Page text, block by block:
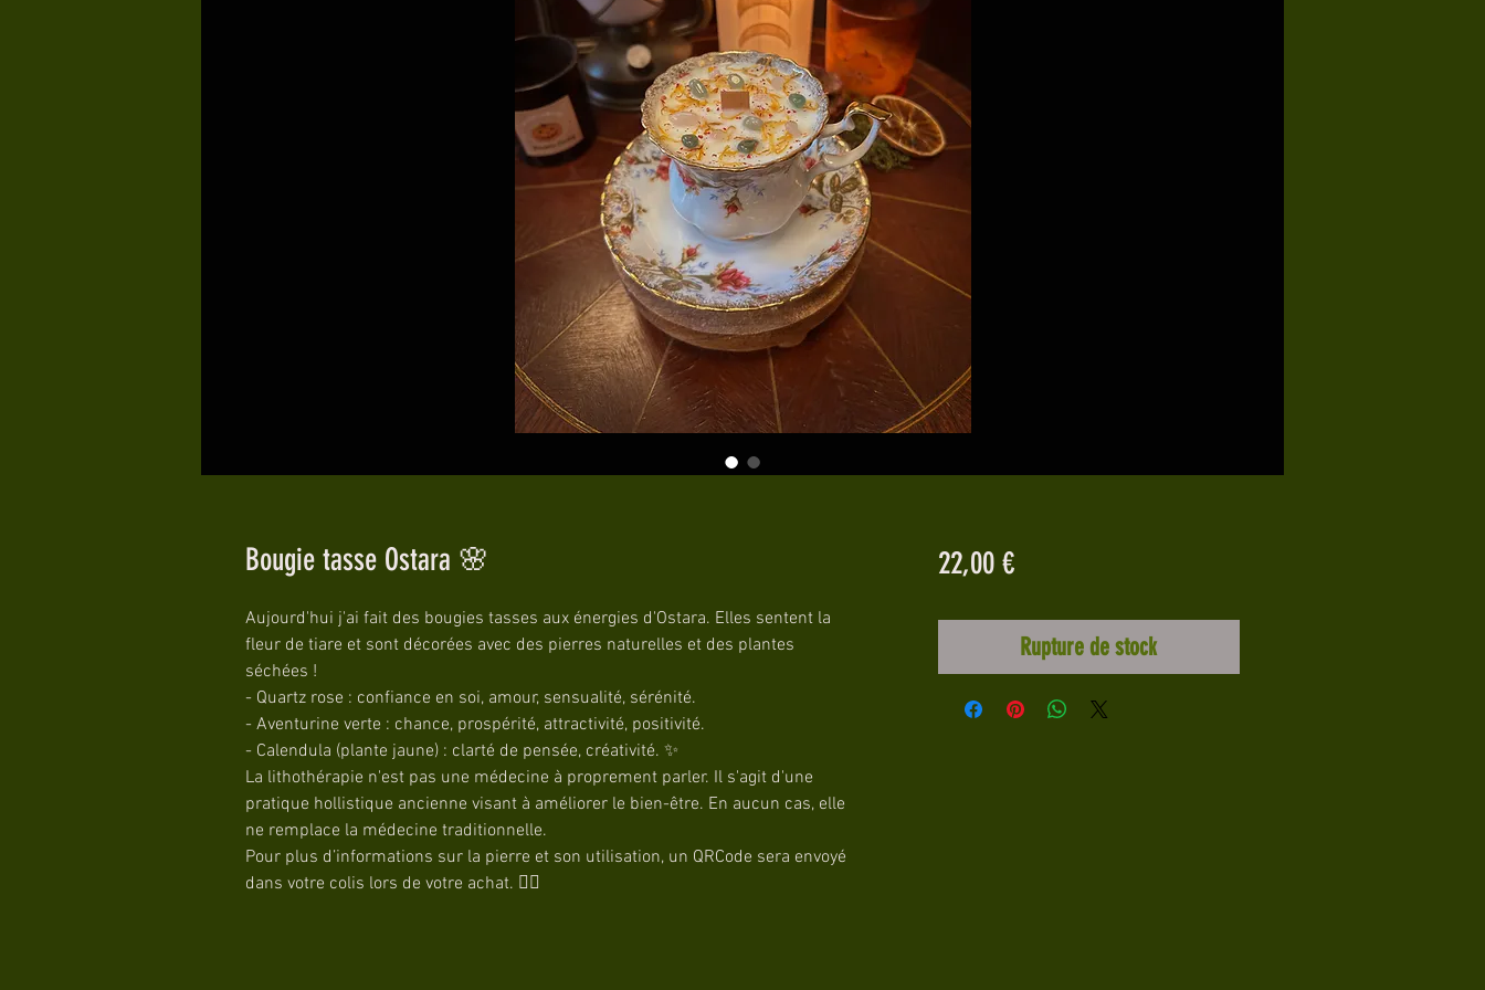
Bougie tasse Ostara 🌸
Aujourd'hui j'ai fait des bougies tasses aux énergies d'Ostara. Elles sentent la
fleur de tiare et sont décorées avec des pierres naturelles et des plantes
séchées !
- Quartz rose : confiance en soi, amour, sensualité, sérénité.
- Aventurine verte : chance, prospérité, attractivité, positivité.
- Calendula (plante jaune) : clarté de pensée, créativité. ✨
La lithothérapie n'est pas une médecine à proprement parler. Il s'agit d'une
pratique hollistique ancienne visant à améliorer le bien-être. En aucun cas, elle
ne remplace la médecine traditionnelle.
Pour plus d’informations sur la pierre et son utilisation, un QRCode sera envoyé
dans votre colis lors de votre achat. 🧙‍♀️
22,00 €Prix
Rupture de stock